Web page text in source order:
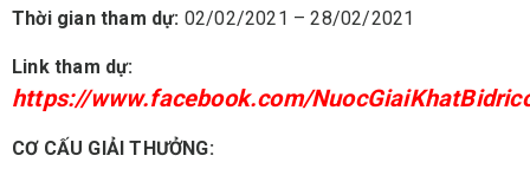
Thời gian tham dự: 02/02/2021 – 28/02/2021
Link tham dự:
https://www.facebook.com/
CƠ CẤU GIẢI THƯỞNG: